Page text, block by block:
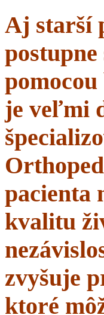
Aj starší
je veľmi
pacienta
kvalitu
zvyšuje
ktoré